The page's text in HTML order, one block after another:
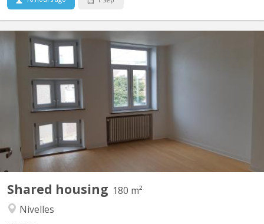
Shared housing 180 m²
Nivelles
Uniquement pour étudiants : 3 chambres à louer dans grande
maison de 6 chambres, située à NIVELLES près de la Haute école
HE2B. Chaque chambre dispose d'un lavabo et la maison est
composée de 2 salles de bain et 1 salle de douche, d'une grande
cuisine et un grand living communs. La maison est...